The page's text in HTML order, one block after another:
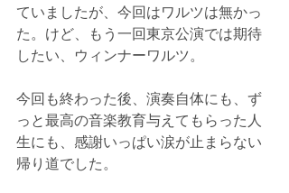
ていましたが、今回はワルツは無かっ
た。けど、もう一回東京公演では期待
したい、ウィンナーワルツ。
今回も終わった後、演奏自体にも、ず
っと最高の音楽教育与えてもらった人
生にも、感謝いっぱい涙が止まらない
帰り道でした。